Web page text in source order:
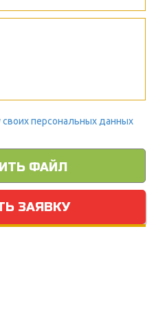
своих персональных данных
ФАЙЛ
ЗАЯВКУ